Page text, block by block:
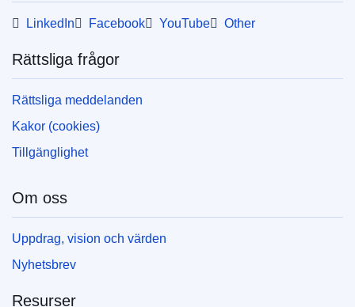
LinkedIn Facebook YouTube Other
Rättsliga frågor
Rättsliga meddelanden
Kakor (cookies)
Tillgänglighet
Om oss
Uppdrag, vision och värden
Nyhetsbrev
Resurser